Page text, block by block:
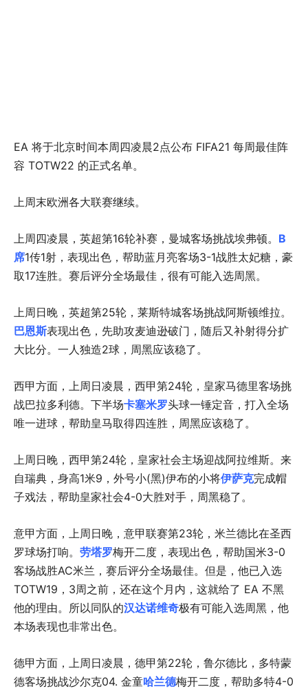
EA 将于北京时间本周四凌晨2点公布 FIFA21 每周最佳阵
容 TOTW22 的正式名单。
上周末欧洲各大联赛继续。
上周四凌晨，英超第16轮补赛，曼城客场挑战埃弗顿。 B
席1传1射，表现出色，帮助蓝月亮客场3-1战胜太妃糖，豪
取17连胜。赛后评分全场最佳，很有可能入选周黑。
上周日晚，英超第25轮，莱斯特城客场挑战阿斯顿维拉。
巴恩斯表现出色，先助攻麦迪逊破门，随后又补射得分扩
大比分。一人独造2球，周黑应该稳了。
西甲方面，上周日凌晨，西甲第24轮，皇家马德里客场挑
战巴拉多利德。下半场卡塞米罗头球一锤定音，打入全场
唯一进球，帮助皇马取得四连胜，周黑应该稳了。
上周日晚，西甲第24轮，皇家社会主场迎战阿拉维斯。来
自瑞典，身高1米9，外号小(黑)伊布的小将伊萨克完成帽
子戏法，帮助皇家社会4-0大胜对手，周黑稳了。
意甲方面，上周日晚，意甲联赛第23轮，米兰德比在圣西
罗球场打响。 劳塔罗梅开二度，表现出色，帮助国米3-0
客场战胜AC米兰，赛后评分全场最佳。但是，他已入选
TOTW19，3周之前，还在这个月内，这就给了 EA 不黑
他的理由。所以同队的汉达诺维奇极有可能入选周黑，他
本场表现也非常出色。
德甲方面，上周日凌晨，德甲第22轮，鲁尔德比，多特蒙
德客场挑战沙尔克04. 金童哈兰德梅开二度，帮助多特4-0